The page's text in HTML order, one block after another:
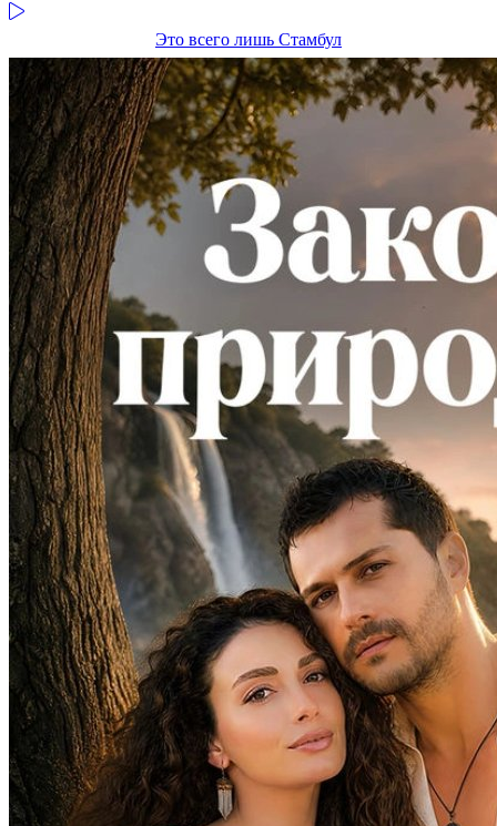
Это всего лишь Стамбул